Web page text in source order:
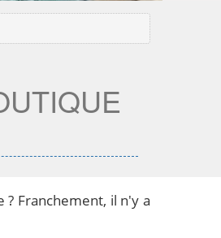
Franchement, il n'y a